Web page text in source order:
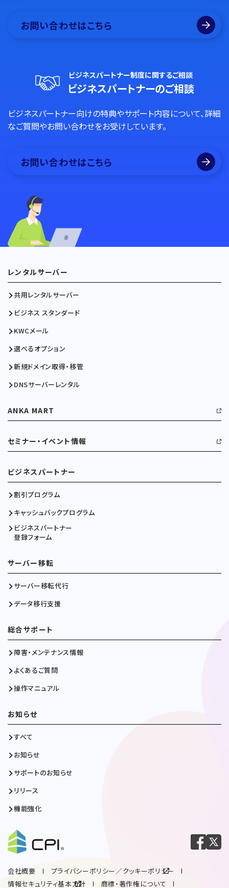
お問い合わせはこちら
ビジネスパートナー制度に関するご相談
ビジネスパートナーのご相談
ビジネスパートナー向けの特典やサポート内容について、詳細
なご質問やお問い合わせをお受けしています。
お問い合わせはこちら
レンタルサーバー
共用レンタルサーバー
ビジネス スタンダード
KWCメール
選べるオプション
新規ドメイン取得・移管
DNSサーバーレンタル
ANKA MART
セミナー・イベント情報
ビジネスパートナー
割引プログラム
キャッシュバックプログラム
ビジネスパートナー
登録フォーム
サーバー移転
サーバー移転代行
データ移行支援
総合サポート
障害・メンテナンス情報
よくあるご質問
操作マニュアル
お知らせ
すべて
お知らせ
サポートのお知らせ
リリース
機能強化
会社概要
プライバシーポリシー／クッキーポリシー
情報セキュリティ基本方針
商標・著作権について